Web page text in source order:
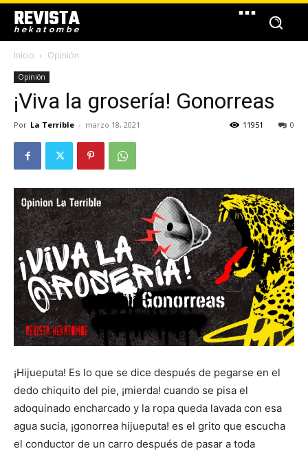
REVISTA
hekatombe
Inicio Opinión
Opinión
¡Viva la grosería! Gonorreas
Por La Terrible - marzo 18, 2021 0
11951
¡Hijueputa! Es lo que se dice después de pegarse en el
dedo chiquito del pie, ¡mierda! cuando se pisa el
adoquinado encharcado y la ropa queda lavada con esa
agua sucia, ¡gonorrea hijueputa! es el grito que escucha
el conductor de un carro después de pasar a toda